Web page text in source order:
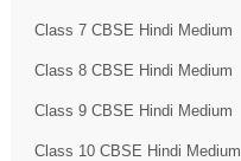
Class 7 CBSE Hindi Medium
Class 8 CBSE Hindi Medium
Class 9 CBSE Hindi Medium
Class 10 CBSE Hindi Medium